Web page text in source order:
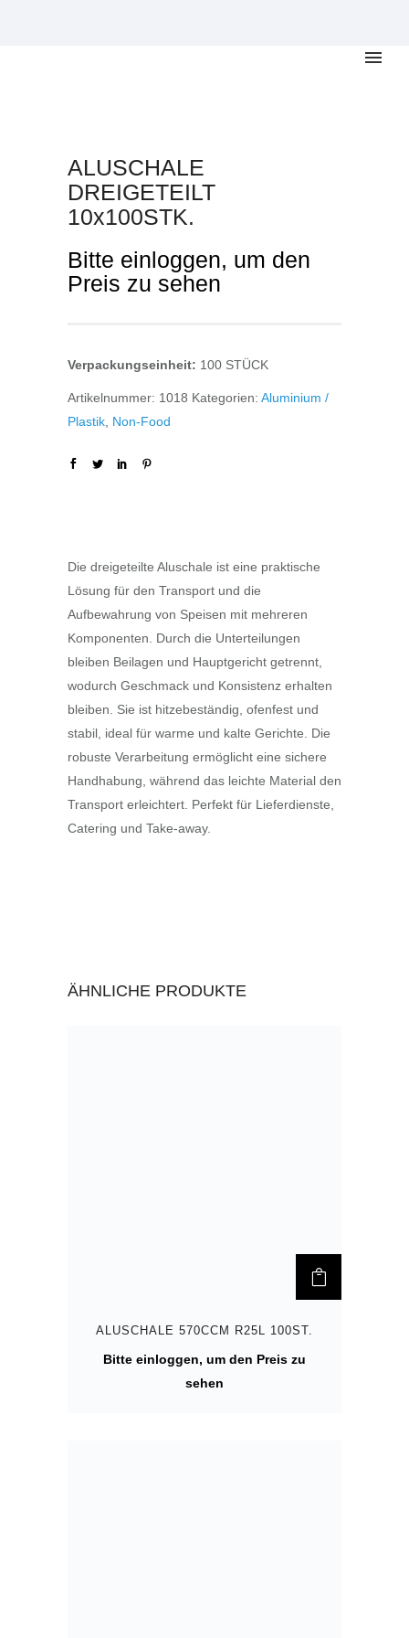
ALUSCHALE
DREIGETEILT
10x100STK.
Bitte einloggen, um den
Preis zu sehen
Verpackungseinheit: 100 STÜCK
Artikelnummer: 1018 Kategorien: Aluminium /
Plastik Non-Food
Die dreigeteilte Aluschale ist eine praktische
Lösung für den Transport und die
Aufbewahrung von Speisen mit mehreren
Komponenten. Durch die Unterteilungen
bleiben Beilagen und Hauptgericht getrennt,
wodurch Geschmack und Konsistenz erhalten
bleiben. Sie ist hitzebeständig, ofenfest und
stabil, ideal für warme und kalte Gerichte. Die
robuste Verarbeitung ermöglicht eine sichere
Handhabung, während das leichte Material den
Transport erleichtert. Perfekt für Lieferdienste,
Catering und Take-away.
ÄHNLICHE PRODUKTE
ALUSCHALE 570CCM R25L 100ST.
Bitte einloggen, um den Preis zu
sehen